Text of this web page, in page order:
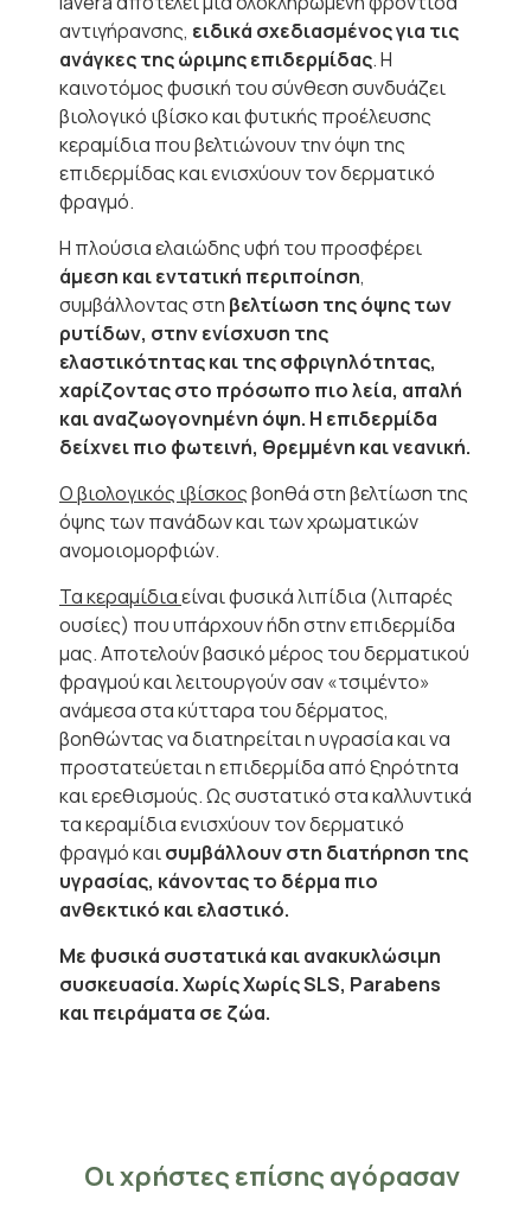
αντιγήρανσης, ειδικά σχεδιασμένος για τις
ανάγκες της ώριμης επιδερμίδας. Η
καινοτόμος φυσική του σύνθεση συνδυάζει
βιολογικό ιβίσκο και φυτικής προέλευσης
κεραμίδια που βελτιώνουν την όψη της
επιδερμίδας και ενισχύουν τον δερματικό
φραγμό.
Η πλούσια ελαιώδης υφή του προσφέρει
άμεση και εντατική περιποίηση,
συμβάλλοντας στη βελτίωση της όψης των
ρυτίδων, στην ενίσχυση της
ελαστικότητας και της σφριγηλότητας,
χαρίζοντας στο πρόσωπο πιο λεία, απαλή
και αναζωογονημένη όψη. Η επιδερμίδα
δείχνει πιο φωτεινή, θρεμμένη και νεανική.
Ο βιολογικός ιβίσκοςβοηθά στη βελτίωση της
όψης των πανάδων και των χρωματικών
ανομοιομορφιών.
Τα κεραμίδιαείναι φυσικά λιπίδια (λιπαρές
ουσίες) που υπάρχουν ήδη στην επιδερμίδα
μας. Αποτελούν βασικό μέρος του δερματικού
φραγμού και λειτουργούν σαν «τσιμέντο»
ανάμεσα στα κύτταρα του δέρματος,
βοηθώντας να διατηρείται η υγρασία και να
προστατεύεται η επιδερμίδα από ξηρότητα
και ερεθισμούς. Ως συστατικό στα καλλυντικά
τα κεραμίδια ενισχύουν τον δερματικό
φραγμό καισυμβάλλουν στη διατήρηση της
υγρασίας, κάνοντας το δέρμα πιο
ανθεκτικό και ελαστικό.
Με φυσικά συστατικά και ανακυκλώσιμη
συσκευασία. Χωρίς Χωρίς SLS, Parabens
και πειράματα σε ζώα.
Οι χρήστες επίσης αγόρασαν